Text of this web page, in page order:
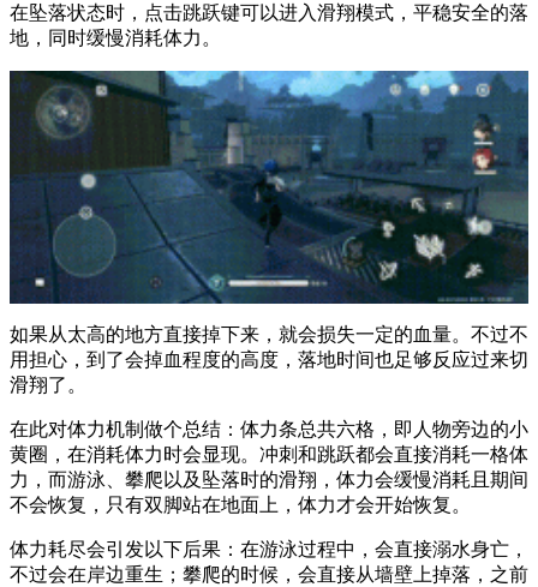
在坠落状态时，点击跳跃键可以进入滑翔模式，平稳安全的落
地，同时缓慢消耗体力。
如果从太高的地方直接掉下来，就会损失一定的血量。不过不
用担心，到了会掉血程度的高度，落地时间也足够反应过来切
滑翔了。
在此对体力机制做个总结：体力条总共六格，即人物旁边的小
黄圈，在消耗体力时会显现。冲刺和跳跃都会直接消耗一格体
力，而游泳、攀爬以及坠落时的滑翔，体力会缓慢消耗且期间
不会恢复，只有双脚站在地面上，体力才会开始恢复。
体力耗尽会引发以下后果：在游泳过程中，会直接溺水身亡，
不过会在岸边重生；攀爬的时候，会直接从墙壁上掉落，之前